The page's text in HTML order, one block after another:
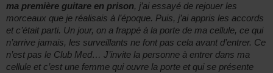
ma première guitare en prison, j’ai essayé de rejouer les
morceaux que je réalisais à l’époque. Puis, j’ai appris les accords
et c’était parti. Un jour, on a frappé à la porte de ma cellule, ce qui
n’arrive jamais, les surveillants ne font pas cela avant d’entrer. Ce
n’est pas le Club Med… J’invite la personne à entrer dans ma
cellule et c’est une femme qui ouvre la porte et qui se présente